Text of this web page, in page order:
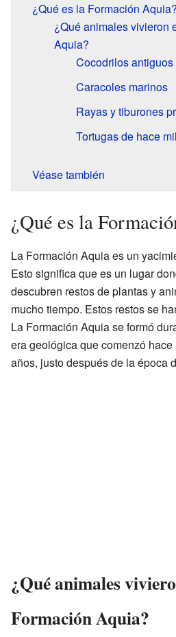
¿Qué es la Formación Aquia?
¿Qué animales vivieron
Aquia?
Cocodrilos antiguos
Caracoles marinos
Rayas y tiburones
Tortugas de hace
Véase también
¿Qué es la
La Formación Aquia es un
Esto significa que es un lugar
descubren restos de plantas y
mucho tiempo. Estos restos se
La Formación Aquia se formó
era geológica que comenzó
años, justo después de la época
¿Qué animales
Formación Aquia?